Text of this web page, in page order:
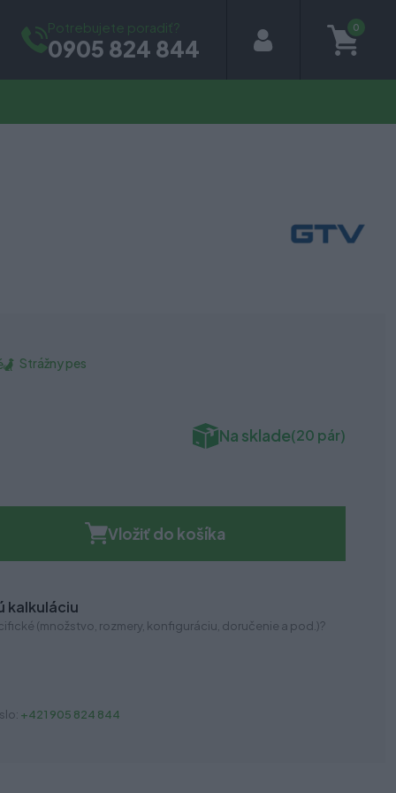
Potrebujete poradiť?
0905 824 844
0
Strážny pes
Na sklade(20 pár)
Vložiť do košíka
kalkuláciu
(množstvo, rozmery, konfiguráciu, doručenie a pod.)?
+421 905 824 844